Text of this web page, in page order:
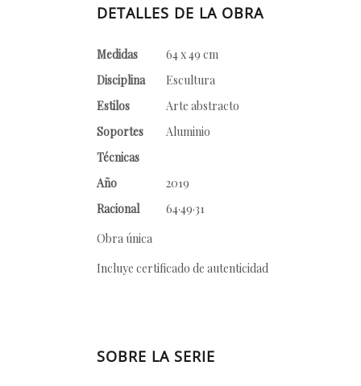
DETALLES DE LA OBRA
Medidas
64 x 49 cm
Disciplina
Escultura
Estilos
Arte abstracto
Soportes
Aluminio
Técnicas
Año
2019
Racional
64·49·31
Obra única
Incluye certificado de autenticidad
SOBRE LA SERIE